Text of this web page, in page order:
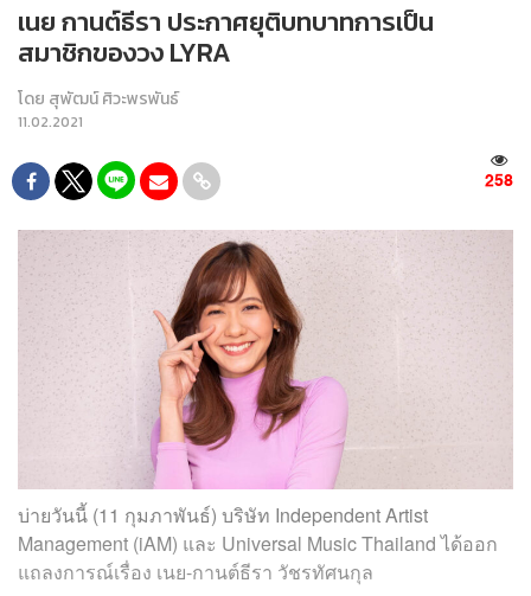
เนย กานต์ธีรา ประกาศยุติบทบาทการเป็น
สมาชิกของวง LYRA
โดย สุพัฒน์ ศิวะพรพันธ์
11.02.2021
258
บ่ายวันนี้ (11 กุมภาพันธ์) บริษัท Independent Artist
Management (iAM) และ Universal Music Thailand ได้ออก
แถลงการณ์เรื่อง เนย-กานต์ธีรา วัชรทัศนกุล